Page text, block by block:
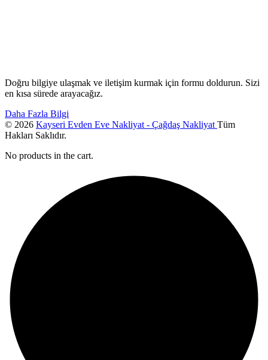
Doğru bilgiye ulaşmak ve iletişim kurmak için formu doldurun. Sizi
en kısa sürede arayacağız.
Daha Fazla Bilgi
© 2026 Kayseri Evden Eve Nakliyat - Çağdaş Nakliyat Tüm
Hakları Saklıdır.
No products in the cart.